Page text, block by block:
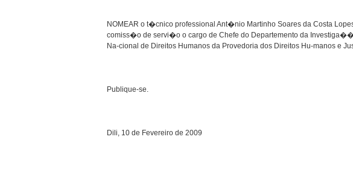
NOMEAR o t�cnico professional Ant�nio Martinho Soares da Costa
comiss�o de servi�o o cargo de Chefe do Departemento da
Na-cional de Direitos Humanos da Provedoria dos Direitos Hu-manos e
Publique-se.
Dili, 10 de Fevereiro de 2009